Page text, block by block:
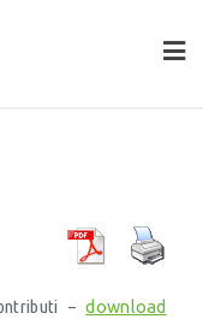
strumenti
–download